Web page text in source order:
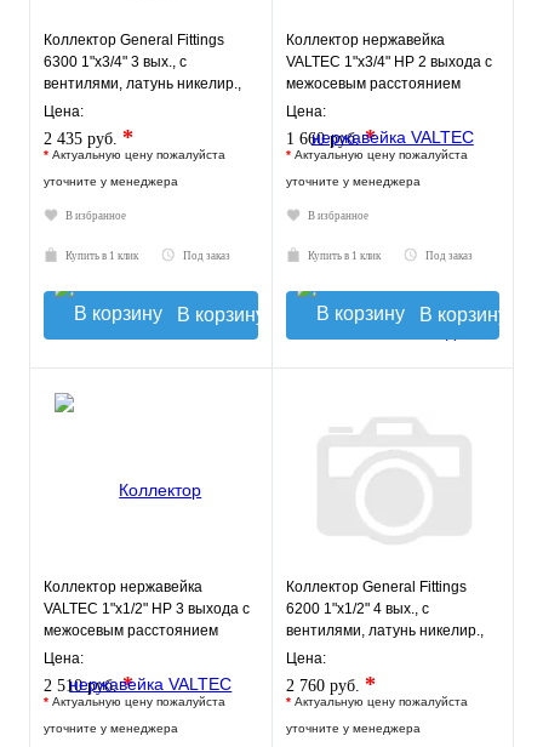
Коллектор General Fittings
6300 1"х3/4" 3 вых., c
вентилями, латунь никелир.,
красный
Цена:
2 435 руб. *
* Актуальную цену пожалуйста
уточните у менеджера
В избранное
Купить в 1 клик Под заказ
В корзину
Коллектор нержавейка
VALTEC 1"х3/4" НР 2 выхода с
межосевым расстоянием
выходов 50мм
Цена:
1 660 руб.*
* Актуальную цену пожалуйста
уточните у менеджера
В избранное
Купить в 1 клик Под заказ
В корзину
Коллектор нержавейка
VALTEC 1"х1/2" НР 3 выхода с
межосевым расстоянием
выходов 100мм
Цена:
2 510 руб.*
* Актуальную цену пожалуйста
уточните у менеджера
Коллектор General Fittings
6200 1"х1/2" 4 вых., c
вентилями, латунь никелир.,
синий регулятор
Цена:
2 760 руб. *
* Актуальную цену пожалуйста
уточните у менеджера